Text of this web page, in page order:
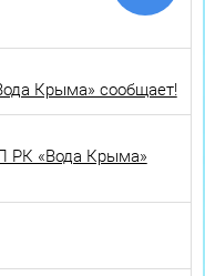
Крыма» сообщает!
РК «Вода Крыма»